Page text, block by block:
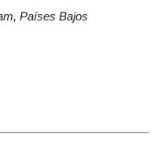
Países Bajos